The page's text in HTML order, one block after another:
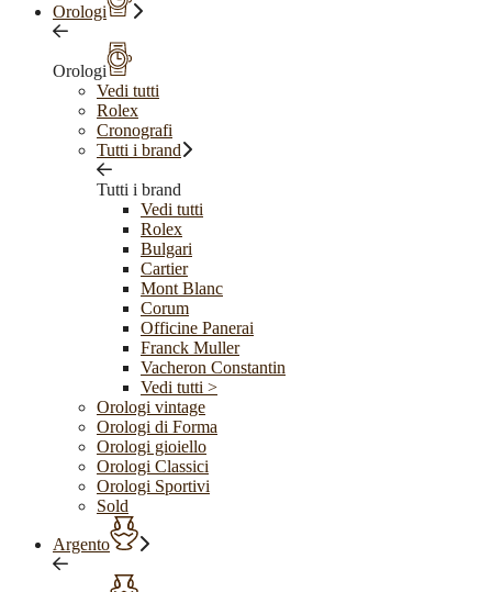
Orologi
Orologi
Vedi tutti
Rolex
Cronografi
Tutti i brand
Tutti i brand
Vedi tutti
Rolex
Bulgari
Cartier
Mont Blanc
Corum
Officine Panerai
Franck Muller
Vacheron Constantin
Vedi tutti >
Orologi vintage
Orologi di Forma
Orologi gioiello
Orologi Classici
Orologi Sportivi
Sold
Argento